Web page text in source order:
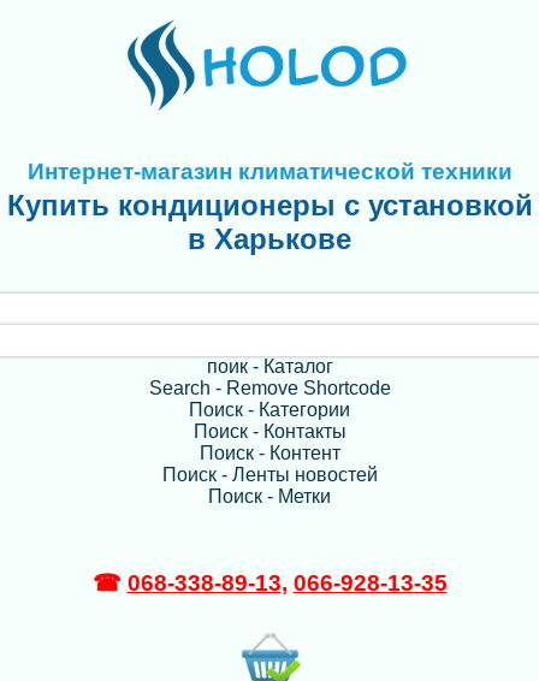
Интернет-магазин климатической техники
Купить кондиционеры с установкой
в Харькове
поик - Каталог
Search - Remove Shortcode
Поиск - Категории
Поиск - Контакты
Поиск - Контент
Поиск - Ленты новостей
Поиск - Метки
☎ 068-338-89-13, 066-928-13-35